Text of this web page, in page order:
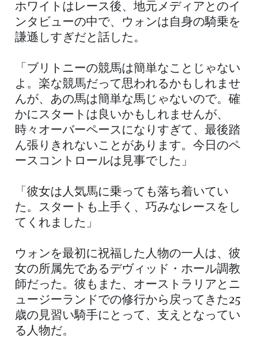
ホワイトはレース後、地元メディアとのイ
ンタビューの中で、ウォンは自身の騎乗を
謙遜しすぎだと話した。
「ブリトニーの競馬は簡単なことじゃない
よ。楽な競馬だって思われるかもしれませ
んが、あの馬は簡単な馬じゃないので。確
かにスタートは良いかもしれませんが、
時々オーバーペースになりすぎて、最後踏
ん張りきれないことがあります。今日のペ
ースコントロールは見事でした」
「彼女は人気馬に乗っても落ち着いてい
た。スタートも上手く、巧みなレースをし
てくれました」
ウォンを最初に祝福した人物の一人は、彼
女の所属先であるデヴィッド・ホール調教
師だった。彼もまた、オーストラリアとニ
ュージーランドでの修行から戻ってきた25
歳の見習い騎手にとって、支えとなってい
る人物だ。